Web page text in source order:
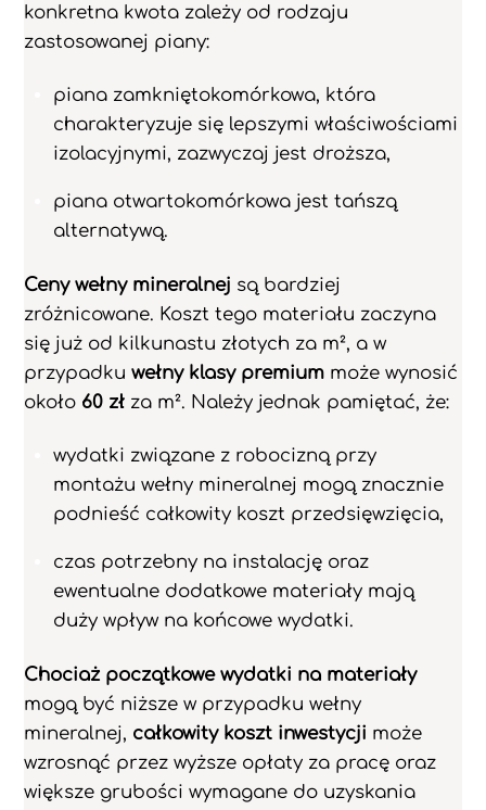
konkretna kwota zależy od rodzaju
zastosowanej piany:
piana zamkniętokomórkowa, która
charakteryzuje się lepszymi właściwościami
izolacyjnymi, zazwyczaj jest droższa,
piana otwartokomórkowa jest tańszą
alternatywą.
Ceny wełny mineralnej są bardziej
zróżnicowane. Koszt tego materiału zaczyna
się już od kilkunastu złotych za m², a w
przypadkuwełny klasy premium może wynosić
około 60 zł za m². Należy jednak pamiętać, że:
wydatki związane z robocizną przy
montażu wełny mineralnej mogą znacznie
podnieść całkowity koszt przedsięwzięcia,
czas potrzebny na instalację oraz
ewentualne dodatkowe materiały mają
duży wpływ na końcowe wydatki.
Chociaż początkowe wydatki na materiały
mogą być niższe w przypadku wełny
mineralnej, całkowity koszt inwestycji może
wzrosnąć przez wyższe opłaty za pracę oraz
większe grubości wymagane do uzyskania